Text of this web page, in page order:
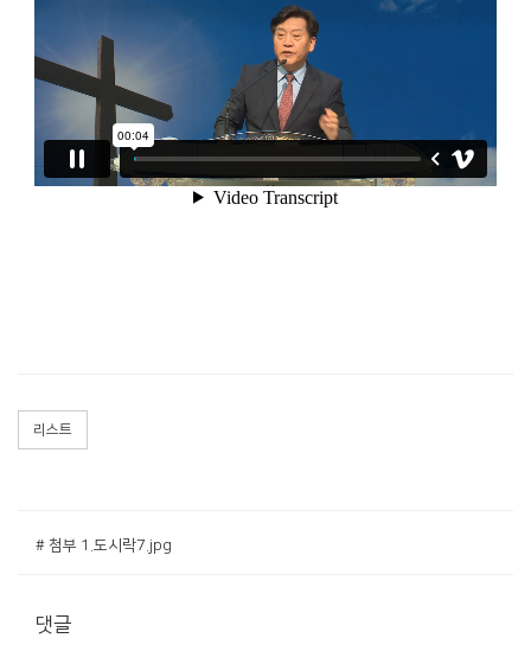
사역훈련
2024 대각성 전도집
회
리스트
# 첨부 1.도시락7.jpg
댓글